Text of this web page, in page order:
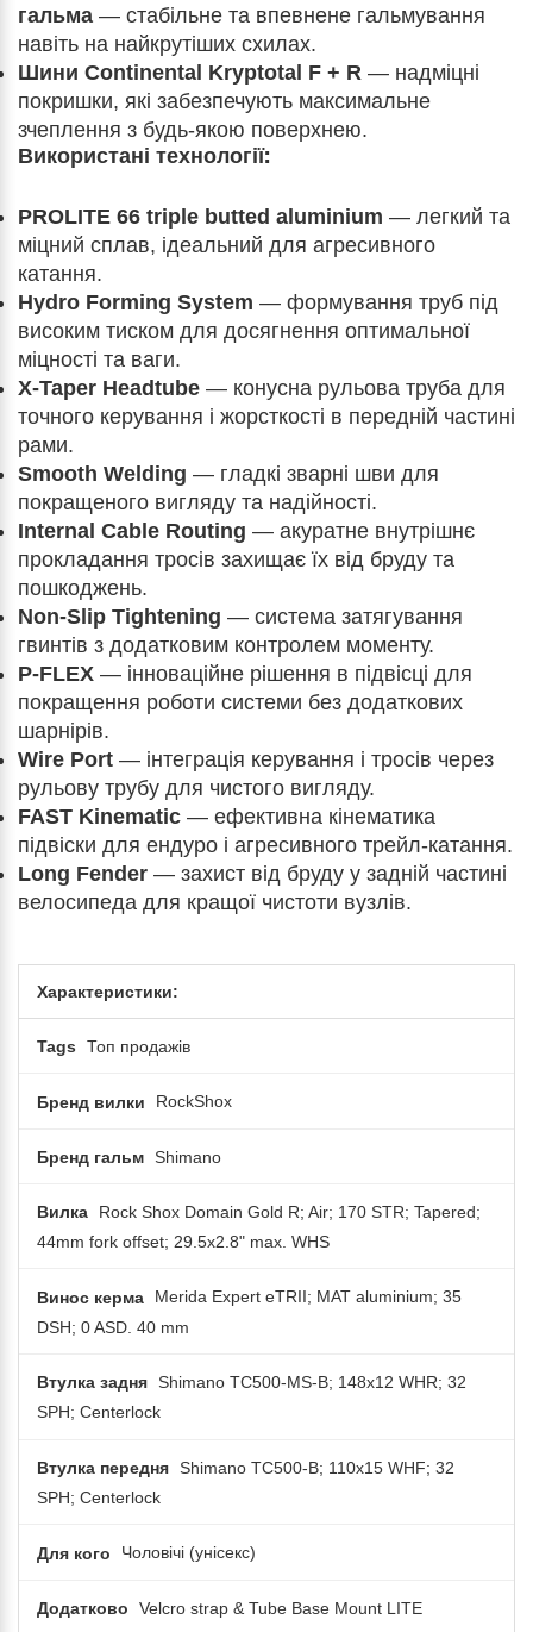
гальма — стабільне та впевнене гальмування
навіть на найкрутіших схилах.
Шини Continental Kryptotal F + R — надміцні
покришки, які забезпечують максимальне
зчеплення з будь-якою поверхнею.
Використані технології:
PROLITE 66 triple butted aluminium — легкий та
міцний сплав, ідеальний для агресивного
катання.
Hydro Forming System — формування труб під
високим тиском для досягнення оптимальної
міцності та ваги.
X-Taper Headtube — конусна рульова труба для
точного керування і жорсткості в передній частині
рами.
Smooth Welding — гладкі зварні шви для
покращеного вигляду та надійності.
Internal Cable Routing — акуратне внутрішнє
прокладання тросів захищає їх від бруду та
пошкоджень.
Non-Slip Tightening — система затягування
гвинтів з додатковим контролем моменту.
P-FLEX — інноваційне рішення в підвісці для
покращення роботи системи без додаткових
шарнірів.
Wire Port — інтеграція керування і тросів через
рульову трубу для чистого вигляду.
FAST Kinematic — ефективна кінематика
підвіски для ендуро і агресивного трейл-катання.
Long Fender — захист від бруду у задній частині
велосипеда для кращої чистоти вузлів.
Характеристики:
Tags Топ продажів
Бренд вилки RockShox
Бренд гальм Shimano
Вилка
Rock Shox Domain Gold R; Air; 170 STR; Tapered;
44mm fork offset; 29.5x2.8" max. WHS
Винос керма
Merida Expert eTRII; MAT aluminium; 35
DSH; 0 ASD. 40 mm
Втулка задня Shimano TC500-MS-B; 148x12 WHR; 32
SPH; Centerlock
Втулка передня Shimano TC500-B; 110x15 WHF; 32
SPH; Centerlock
Для кого Чоловічі (унісекс)
Додатково Velcro strap & Tube Base Mount LITE